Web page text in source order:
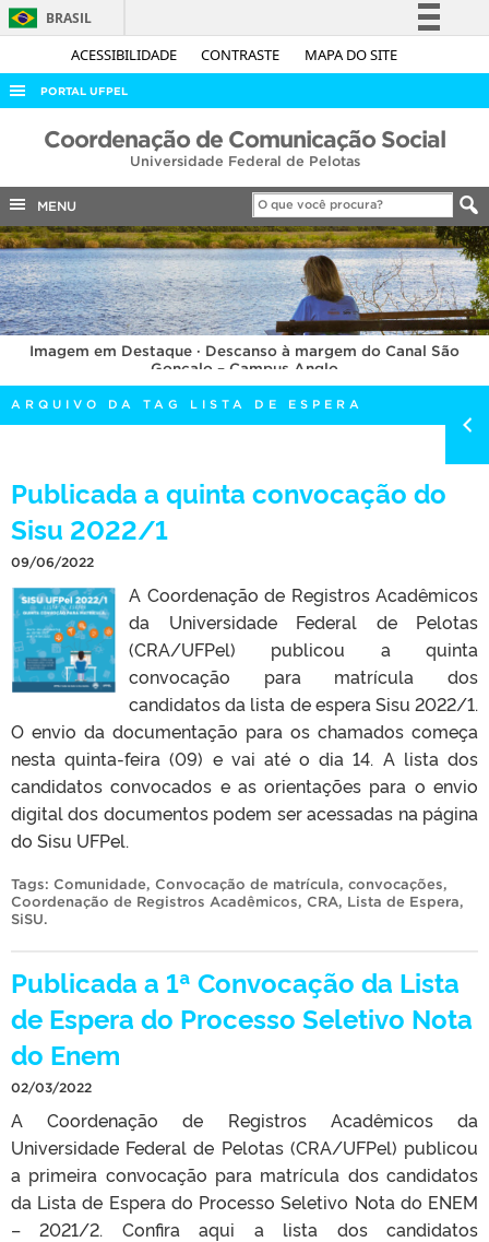
ACESSIBILIDADE CONTRASTE MAPA DO SITE
BRASIL
Simplifique!
Acesso à informação
Legislação
Canais
PORTAL UFPEL
ACESSO À INFORMAÇÃO
COBALTO
CONCURSOS
EDITAIS
INTERNACIONAL
OUVIDORIA
PORTARIAS
TELEFONES
Coordenação de Comunicação Social
Universidade Federal de Pelotas
MENU
Imagem em Destaque · Descanso à margem do Canal São
Gonçalo – Campus Anglo
ARQUIVO DA TAG LISTA DE ESPERA
Publicada a quinta convocação do
Sisu 2022/1
09/06/2022
A Coordenação de Registros Acadêmicos
da Universidade Federal de Pelotas
(CRA/UFPel) publicou a quinta
convocação para matrícula dos
candidatos da lista de espera Sisu 2022/1.
O envio da documentação para os chamados começa
nesta quinta-feira (09) e vai até o dia 14. A lista dos
candidatos convocados e as orientações para o envio
digital dos documentos podem ser acessadas na página
do Sisu UFPel.
Tags: Comunidade, Convocação de matrícula, convocações,
Coordenação de Registros Acadêmicos, CRA, Lista de Espera,
SiSU.
Publicada a 1ª Convocação da Lista
de Espera do Processo Seletivo Nota
do Enem
02/03/2022
A Coordenação de Registros Acadêmicos da
Universidade Federal de Pelotas (CRA/UFPel) publicou
a primeira convocação para matrícula dos candidatos
da Lista de Espera do Processo Seletivo Nota do ENEM
– 2021/2. Confira aqui a lista dos candidatos